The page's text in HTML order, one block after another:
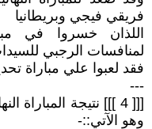
فريقي فيجي وبريطانيا
اللذان خسروا في
لمنافسات الرجبي
فقد لعبوا علي مباراة
---
[[[ 4 ]]] نتيجة
وهو الآتي::-